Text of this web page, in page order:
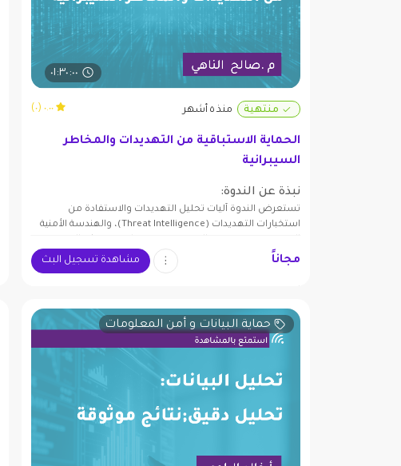
٠١:٣٠:٠٠
منتهية منذ ٥ أشهر ٠.٠٠ (٠)
الحماية الاستباقية من التهديدات والمخاطر
السيبرانية
نبذة عن الندوة:
تستعرض الندوة آليات تحليل التهديدات والاستفادة من
استخبارات التهديدات (Threat Intelligence)، والهندسة الأمنية
والاستجابة الآلية (SOAR)، والأساليب الاستباقية في إدارة الثغرات
مجاناً مشاهدة تسجيل البث
حماية البيانات و أمن المعلومات